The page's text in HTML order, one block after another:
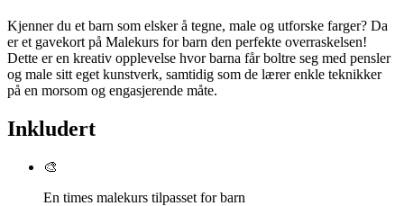
Kjenner du et barn som elsker å tegne, male og utforske farger? Da
er et gavekort på Malekurs for barn den perfekte overraskelsen!
Dette er en kreativ opplevelse hvor barna får boltre seg med pensler
og male sitt eget kunstverk, samtidig som de lærer enkle teknikker
på en morsom og engasjerende måte.
Inkludert
🎨
En times malekurs tilpasset for barn